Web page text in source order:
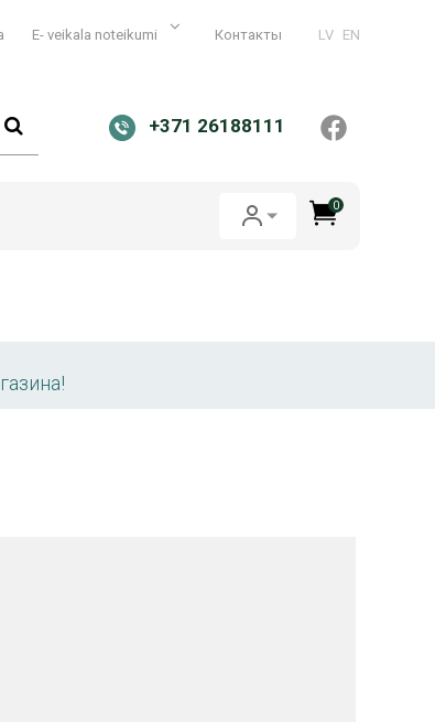
E- veikala noteikumi Контакты LV EN
+371 26188111
0